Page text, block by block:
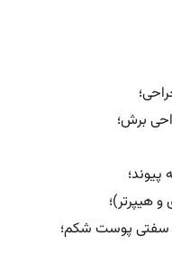
برش؛
هیپرتر)؛
سفتی پوست شکم؛